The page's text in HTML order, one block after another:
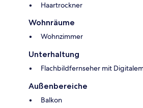
Haartrockner
Wohnräume
Wohnzimmer
Unterhaltung
Flachbildfernseher mit
Außenbereiche
Balkon